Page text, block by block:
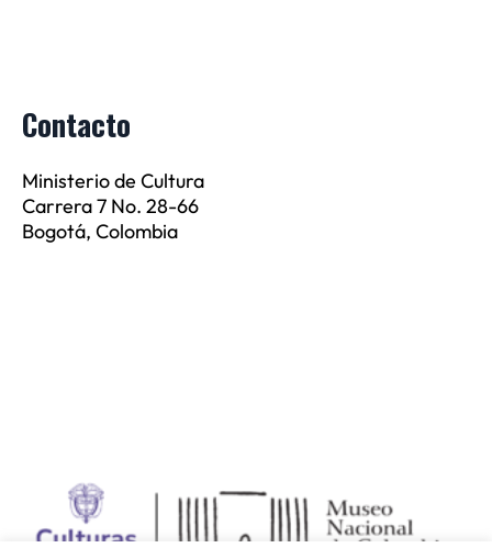
Contacto
Ministerio de Cultura
Carrera 7 No. 28-66
Bogotá, Colombia